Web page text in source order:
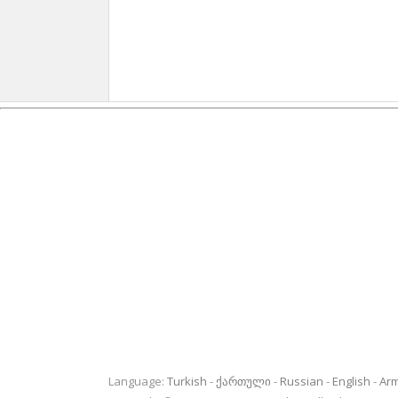
Language: Turkish ქართული Russian English